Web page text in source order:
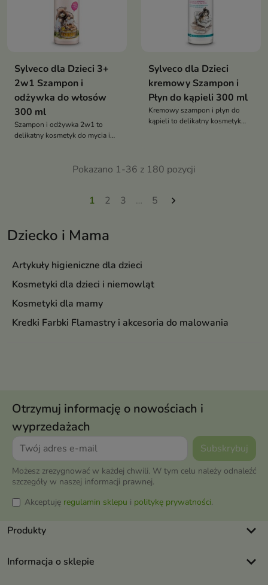
Dziecko i Mama
Artykuły higieniczne dla dzieci
Kosmetyki dla dzieci i niemowląt
Kosmetyki dla mamy
Kredki Farbki Flamastry i akcesoria do malowania
Sylveco dla Dzieci 3+
2w1 Szampon i
odżywka do włosów
300 ml
Szampon i odżywka 2w1 to
delikatny kosmetyk do mycia i
ułatwia rozczesywanie,
Sylveco dla Dzieci
kremowy Szampon i
Płyn do kąpieli 300 ml
Kremowy szampon i płyn do
kąpieli to delikatny kosmetyk
nawilża skórę i nie powoduje
szczypania oczu
Pokazano 1-36 z 180 pozycji
1 2 3 … 5 
Otrzymuj informację o nowościach i
wyprzedażach
Możesz zrezygnować w każdej chwili. W tym celu należy odnaleźć
szczegóły w naszej informacji prawnej.
Akceptuję regulamin sklepu i politykę prywatności.
Produkty keyboard_arrow_down
Informacja o sklepie
keyboard_arrow_down